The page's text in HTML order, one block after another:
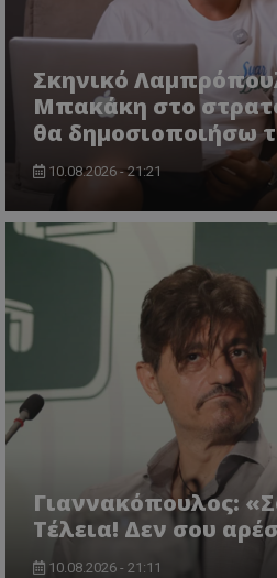
Σκηνικό
Μπακάκη στο
θα δημοσιοποιήσω
10.08.2026 - 21:21
Γιαννακόπουλος:
Τέλεια! Δεν σου
10.08.2026 - 21:11